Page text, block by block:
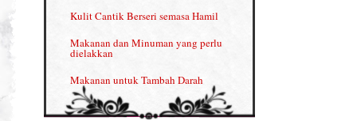
Nutrisi untuk Ikhtiar Hamil
OMEGA GUARD
Omega Guard: EPA & DHA for kids
Kulit Cantik Berseri semasa Hamil
Makanan dan Minuman yang perlu
dielakkan
Makanan untuk Tambah Darah
Masalah HB rendah?